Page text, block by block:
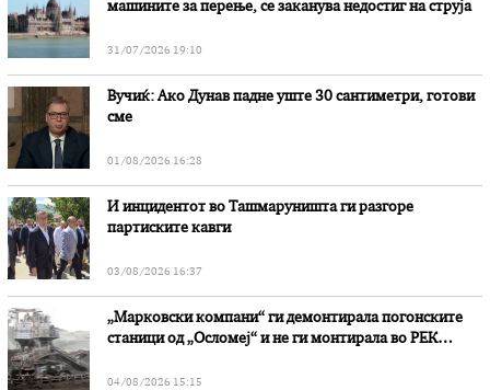
машините за перење, се заканува недостиг на струја
31/07/2026 19:10
Вучиќ: Ако Дунав падне уште 30 сантиметри, готови
сме
01/08/2026 16:28
И инцидентот во Ташмаруништa ги разгоре
партиските кавги
03/08/2026 16:37
„Марковски компани“ ги демонтирала погонските
станици од „Осломеј“ и не ги монтирала во РЕК
04/08/2026 15:15